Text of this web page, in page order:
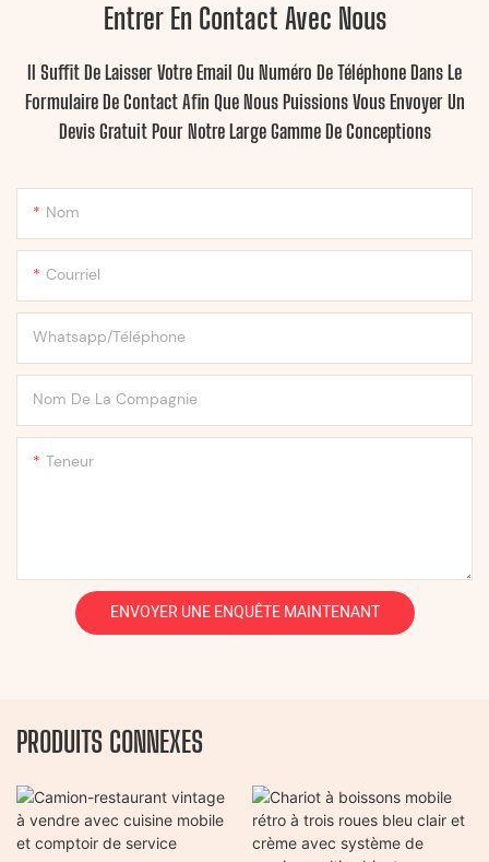
Entrer En Contact Avec Nous
Il Suffit De Laisser Votre Email Ou Numéro De Téléphone Dans Le
Formulaire De Contact Afin Que Nous Puissions Vous Envoyer Un
Devis Gratuit Pour Notre Large Gamme De Conceptions
Nom
Courriel
Whatsapp/Téléphone
Nom De La Compagnie
Teneur
ENVOYER UNE ENQUÊTE MAINTENANT
PRODUITS CONNEXES